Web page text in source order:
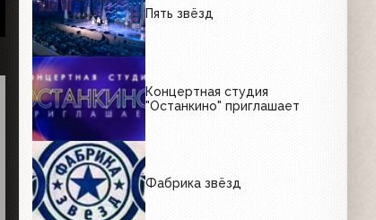
Пять звёзд
Концертная студия
"Останкино" приглашает
Фабрика звёзд